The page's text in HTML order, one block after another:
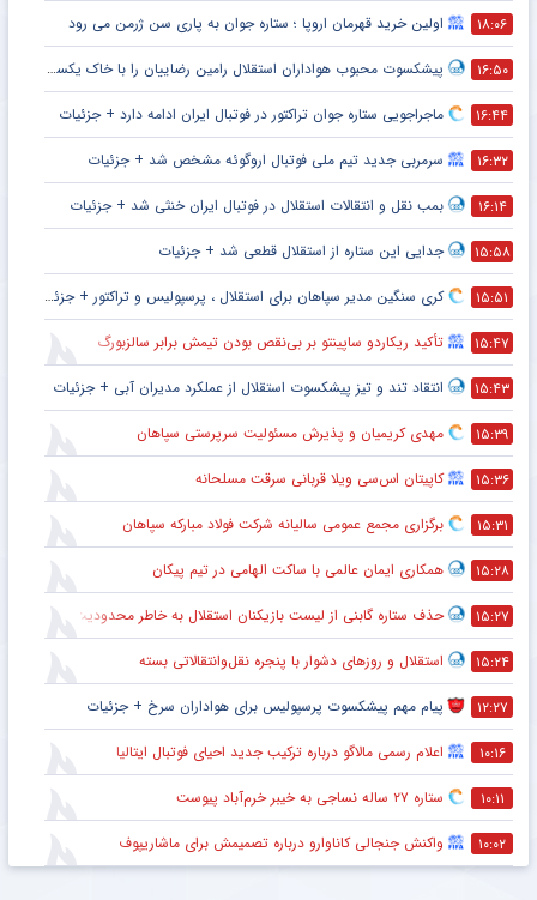
۱۸:۰۶ اولین خرید قهرمان اروپا ؛ ستاره جوان به پاری سن ژرمن می رود
۱۶:۵۰ پیشکسوت محبوب هواداران استقلال رامین رضاییان را با خاک یکسان کرد + جزئیات
۱۶:۴۴ ماجراجویی ستاره جوان تراکتور در فوتبال ایران ادامه دارد + جزئیات
۱۶:۳۲ سرمربی جدید تیم ملی فوتبال اروگوئه مشخص شد + جزئیات
۱۶:۱۴ بمب نقل و انتقالات استقلال در فوتبال ایران خنثی شد + جزئیات
۱۵:۵۸ جدایی این ستاره از استقلال قطعی شد + جزئیات
۱۵:۵۱ کری سنگین مدیر سپاهان برای استقلال ، پرسپولیس و تراکتور + جزئیات
۱۵:۴۷ تأکید ریکاردو ساپینتو بر بی‌نقص بودن تیمش برابر سالزبورگ
۱۵:۴۳ انتقاد تند و تیز پیشکسوت استقلال از عملکرد مدیران آبی + جزئیات
۱۵:۳۹ مهدی کریمیان و پذیرش مسئولیت سرپرستی سپاهان
۱۵:۳۶ کاپیتان اس‌سی ویلا قربانی سرقت مسلحانه
۱۵:۳۱ برگزاری مجمع عمومی سالیانه شرکت فولاد مبارکه سپاهان
۱۵:۲۸ همکاری ایمان عالمی با ساکت الهامی در تیم پیکان
۱۵:۲۷ حذف ستاره گابنی از لیست بازیکنان استقلال به خاطر محدودیت نقل‌وانتقالاتی
۱۵:۲۴ استقلال و روزهای دشوار با پنجره نقل‌وانتقالاتی بسته
۱۲:۲۷ پیام مهم پیشکسوت پرسپولیس برای هواداران سرخ + جزئیات
۱۰:۱۶ اعلام رسمی مالاگو درباره ترکیب جدید احیای فوتبال ایتالیا
۱۰:۱۱ ستاره ۲۷ ساله نساجی به خیبر خرم‌آباد پیوست
۱۰:۰۲ واکنش جنجالی کاناوارو درباره تصمیمش برای ماشاریپوف